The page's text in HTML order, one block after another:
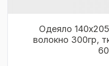
Одеяло
волокно 300гр,